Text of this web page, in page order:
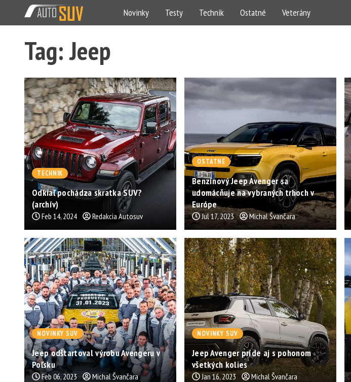
Novinky Testy Technik Ostatné Veterány
Tag: Jeep
TECHNIK
Odkiaľ pochádza skratka SUV?
(archív)
Feb 14, 2024 Redakcia Autosuv
OSTATNÉ
Benzínový Jeep Avenger sa
udomácňuje na vybraných trhoch v
Európe
Jul 17, 2023 Michal Švančara
NOVINKY SUV
Jeep odštartoval výrobu Avengeru v
Poľsku
Feb 06, 2023 Michal Švančara
NOVINKY SUV
Jeep Avenger príde aj s pohonom
všetkých kolies
Jan 16, 2023 Michal Švančara